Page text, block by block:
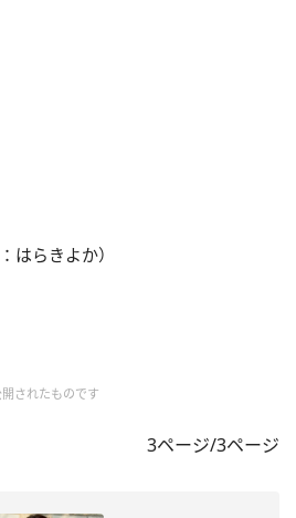
はらきよか）
されたものです
3ページ/3ページ